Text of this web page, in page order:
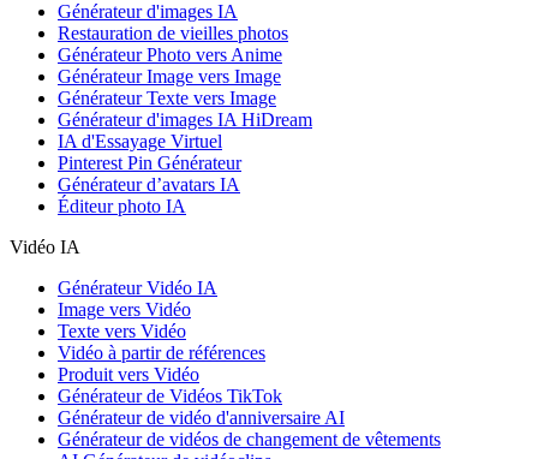
Générateur d'images IA
Restauration de vieilles photos
Générateur Photo vers Anime
Générateur Image vers Image
Générateur Texte vers Image
Générateur d'images IA HiDream
IA d'Essayage Virtuel
Pinterest Pin Générateur
Générateur d’avatars IA
Éditeur photo IA
Vidéo IA
Générateur Vidéo IA
Image vers Vidéo
Texte vers Vidéo
Vidéo à partir de références
Produit vers Vidéo
Générateur de Vidéos TikTok
Générateur de vidéo d'anniversaire AI
Générateur de vidéos de changement de vêtements